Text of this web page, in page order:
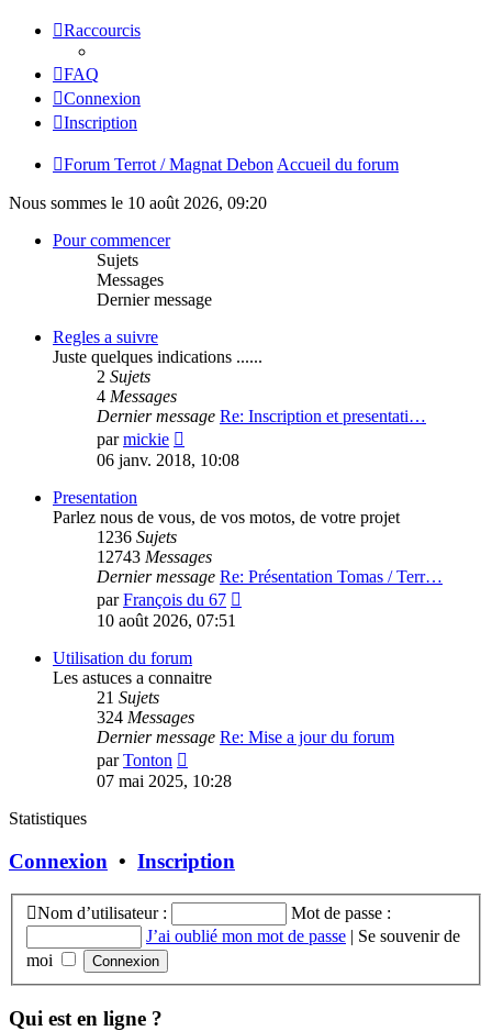
Raccourcis
FAQ
Connexion
Inscription
Forum Terrot / Magnat Debon Accueil du forum
Nous sommes le 10 août 2026, 09:20
Pour commencer
Sujets
Messages
Dernier message
Regles a suivre
Juste quelques indications ......
2 Sujets
4 Messages
Dernier message Re: Inscription et presentati…
parmickie
le
dernier
06 janv. 2018, 10:08
Presentation
Parlez nous de vous, de vos motos, de votre projet
1236 Sujets
12743 Messages
Dernier message Re: Présentation Tomas / Terr…
parFrançois du 67
10 août 2026, 07:51
Utilisation du forum
Les astuces a connaitre
21 Sujets
324 Messages
Dernier message Re: Mise a jour du forum
parTonton
le
07 mai 2025, 10:28
Statistiques
Connexion • Inscription
Nom d’utilisateur :
Mot de passe :
J’ai oublié mon mot de passe | Se souvenir de
moi
Qui est en ligne ?